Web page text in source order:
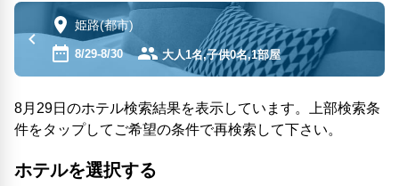
姫路(都市)
8/29-8/30 大人1名,子供0名,1部屋
8月29日のホテル検索結果を表示しています。上部検索条
件をタップしてご希望の条件で再検索して下さい。
ホテルを選択する